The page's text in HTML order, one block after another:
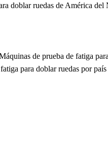
doblar ruedas de América
de prueba de fatiga
para doblar ruedas por